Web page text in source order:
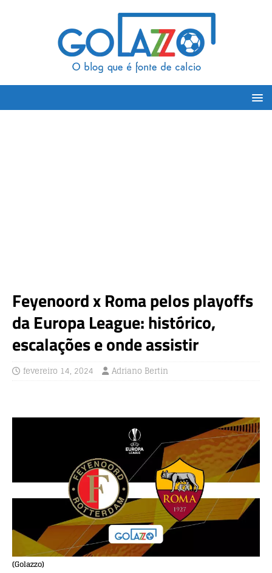
Feyenoord x Roma pelos playoffs
da Europa League: histórico,
escalações e onde assistir
fevereiro 14, 2024 Adriano Bertin
(Golazzo)